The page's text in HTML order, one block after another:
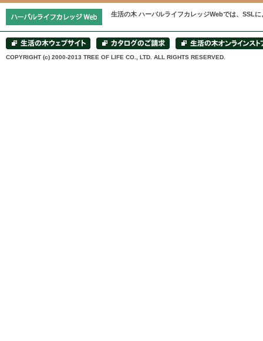
生活の木 ハーバルライフカレッジWebでは、SSL
COPYRIGHT (c) 2000-2013 TREE OF LIFE CO., LTD. ALL RIGHTS RESERVED.